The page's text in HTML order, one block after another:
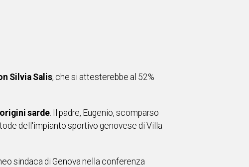
Silvia Salis, che si attesterebbe al 52%
sarde. Il padre, Eugenio, scomparso
dell'impianto sportivo genovese di Villa
sindaca di Genova nella conferenza